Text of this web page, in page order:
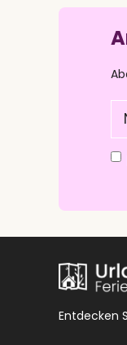
Entdecken